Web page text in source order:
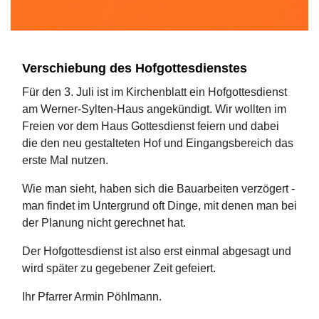
Verschiebung des Hofgottesdienstes
Für den 3. Juli ist im Kirchenblatt ein Hofgottesdienst
am Werner-Sylten-Haus angekündigt. Wir wollten im
Freien vor dem Haus Gottesdienst feiern und dabei
die den neu gestalteten Hof und Eingangsbereich das
erste Mal nutzen.
Wie man sieht, haben sich die Bauarbeiten verzögert -
man findet im Untergrund oft Dinge, mit denen man bei
der Planung nicht gerechnet hat.
Der Hofgottesdienst ist also erst einmal abgesagt und
wird später zu gegebener Zeit gefeiert.
Ihr Pfarrer Armin Pöhlmann.